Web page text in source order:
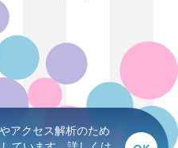
アクセス解析のため